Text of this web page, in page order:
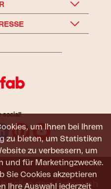
um Ihnen bei Ihrem
zu bieten, um Statistiken
zu verbessern, um
und für Marketingzwecke.
Sie Cookies akzeptieren
Ihre Auswahl jederzeit
social!
sollen dem Gebrauch